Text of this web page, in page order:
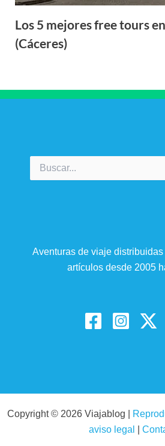
Los 5 mejores free tours
(Cáceres)
por:
Aventuras de viaje
artículos desde 2005
Copyright © 2026 Viajablog |
aviso legal